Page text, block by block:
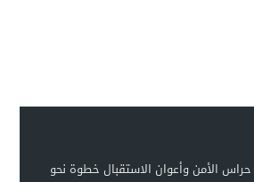
الأمن وأعوان الاستقبال خطوة نحو